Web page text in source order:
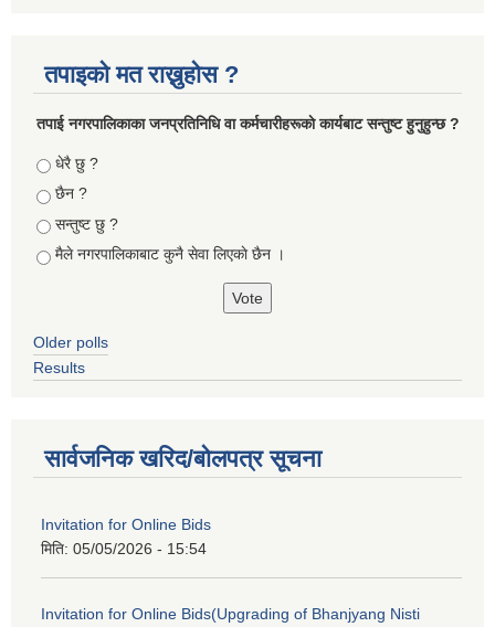
तपाइको मत राख्नुहोस ?
तपा‌ई नगरपालिकाका जनप्रतिनिधि वा कर्मचारीहरूकाे कार्यबाट सन्तुष्ट हुनुहुन्छ ?
Choices
धेरै छु ?
छैन ?
सन्तुष्ट छु ?
मैले नगरपालिकाबाट कुनै सेवा लिएकाे छैन ।
Older polls
Results
सार्वजनिक खरिद/बोलपत्र सूचना
Invitation for Online Bids
मिति: 05/05/2026 - 15:54
Invitation for Online Bids(Upgrading of Bhanjyang Nisti